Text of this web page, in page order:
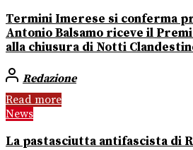
Termini Imerese si conferma
Antonio Balsamo riceve il
alla chiusura di Notti
Redazione
Read more
News
La pastasciutta antifascista di